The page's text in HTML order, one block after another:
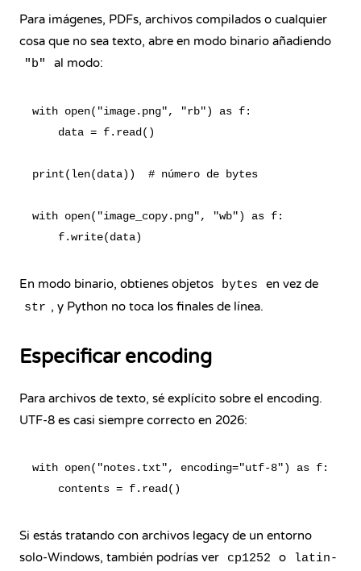
Para imágenes, PDFs, archivos compilados o cualquier
cosa que no sea texto, abre en modo binario añadiendo
"b" al modo:
with open("image.png", "rb") as f:
    data = f.read()
print(len(data))  # número de bytes
with open("image_copy.png", "wb") as f:
En modo binario, obtienes objetos bytes en vez de
str , y Python no toca los finales de línea.
Especificar encoding
Para archivos de texto, sé explícito sobre el encoding.
UTF-8 es casi siempre correcto en 2026:
with open("notes.txt", encoding="utf-8") as f:
Si estás tratando con archivos legacy de un entorno
solo-Windows, también podrías ver
cp1252 o
latin-